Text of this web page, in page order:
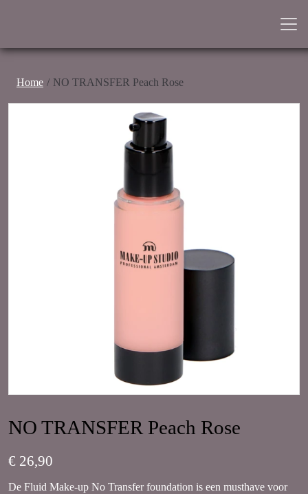
Home NO TRANSFER Peach Rose
NO TRANSFER Peach Rose
€ 26,90
De Fluid Make-up No Transfer foundation is een musthave voor